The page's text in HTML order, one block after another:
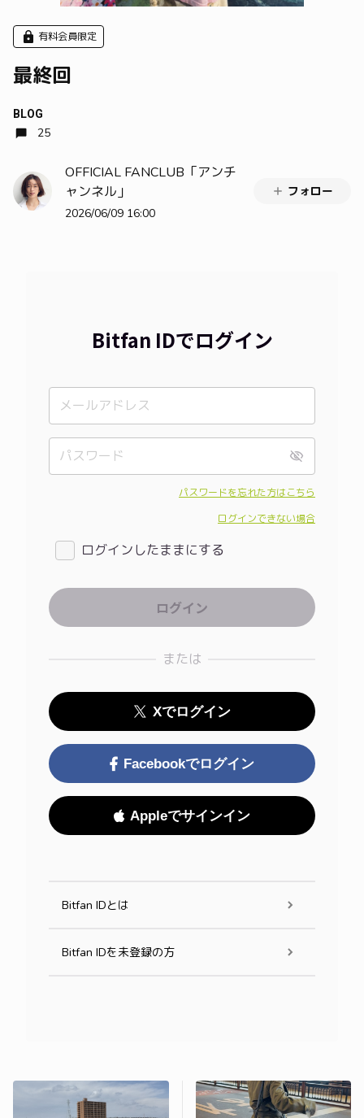
有料会員限定
最終回
BLOG
25
OFFICIAL FANCLUB「アンチ
ャンネル」
2026/06/09 16:00
フォロー
Bitfan IDでログイン
パスワードを忘れた方はこちら
ログインできない場合
ログインしたままにする
または
Xでログイン
Facebookでログイン
Appleでサインイン
Bitfan IDとは
Bitfan IDを未登録の方